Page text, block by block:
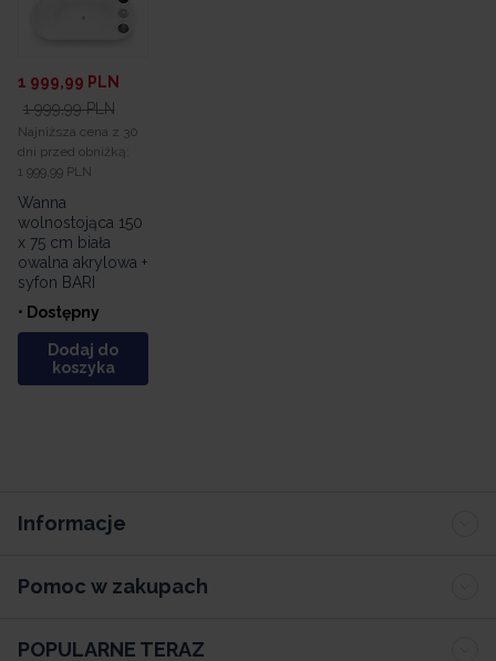
1 999,99 PLN
1 999,99 PLN
Najniższa cena z 30
dni przed obniżką:
1 999,99 PLN
Wanna
wolnostojąca 150
x 75 cm biała
owalna akrylowa +
syfon BARI
• Dostępny
Dodaj do
koszyka
Informacje
Pomoc w zakupach
POPULARNE TERAZ